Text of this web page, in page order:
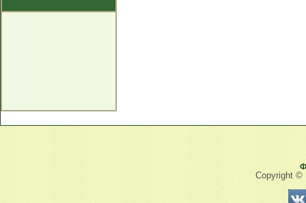
Copyright ©